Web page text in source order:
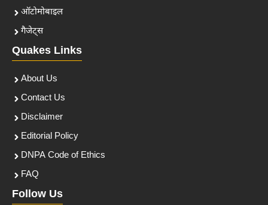
ऑटोमोबाइल
गैजेट्स
Quakes Links
About Us
Contact Us
Disclaimer
Editorial Policy
DNPA Code of Ethics
FAQ
Follow Us